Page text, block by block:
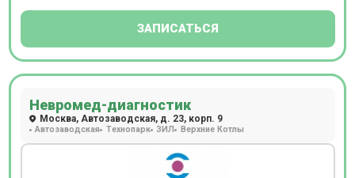
применяется ударно-волновая, магнитная, лазерная
терапия и др.
ЗАПИСАТЬСЯ
Невромед-диагностик
Москва, Автозаводская, д. 23, корп. 9
Автозаводская Технопарк ЗИЛ Верхние Котлы